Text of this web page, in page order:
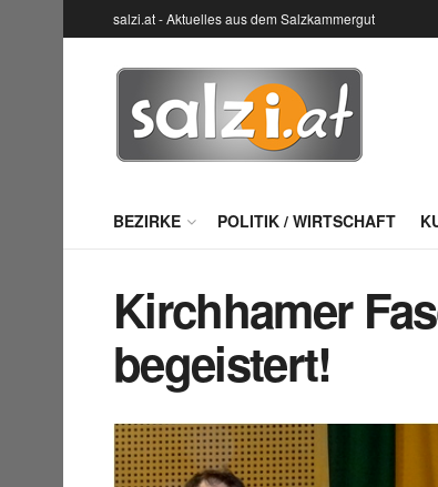
salzi.at - Aktuelles aus dem Salzkammergut
BEZIRKE POLITIK / WIRTSCHAFT
Kirchhamer
begeistert!